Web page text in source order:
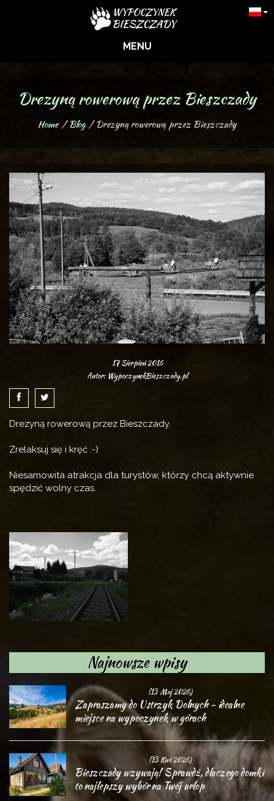
MENU
Drezyną rowerową przez Bieszczady
Home Blog Drezyną rowerową przez Bieszczady
17 Sierpień 2016
Autor: WypoczynekBieszczady.pl
Drezyną rowerową przez Bieszczady.
Zrelaksuj się i kręć :-)
Niesamowita atrakcja dla turystów, którzy chcą aktywnie
spędzić wolny czas.
Najnowsze wpisy
(13 Maj 2026)
Zapraszamy do Ustrzyk Dolnych - idealne
miejsce na wypoczynek w górach
(13 Kwi 2026)
Bieszczady wzywają! Sprawdź, dlaczego domki
to najlepszy wybór na Twój urlop